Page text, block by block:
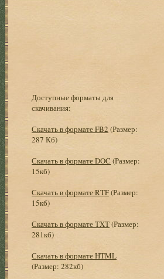
Доступные форматы для
скачивания:
Скачать в формате FB2 (Размер:
287 Кб)
Скачать в формате DOC (Размер:
15кб)
Скачать в формате RTF(Размер:
15кб)
Скачать в формате TXT(Размер:
281кб)
Скачать в формате HTML
(Размер: 282кб)